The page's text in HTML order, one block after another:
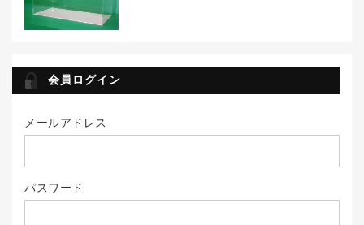
会員ログイン
メールアドレス
パスワード